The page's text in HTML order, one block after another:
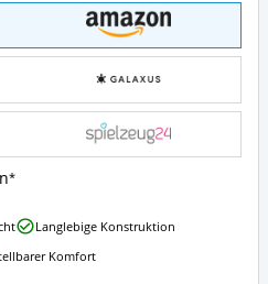
Langlebige Konstruktion
Komfort